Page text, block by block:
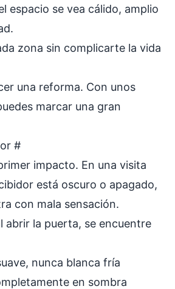
espacio se vea cálido, amplio
zona sin complicarte la vida
una reforma. Con unos
marcar una gran
#
impacto. En una visita
está oscuro o apagado,
con mala sensación.
abrir la puerta, se encuentre
nunca blanca fría
en sombra